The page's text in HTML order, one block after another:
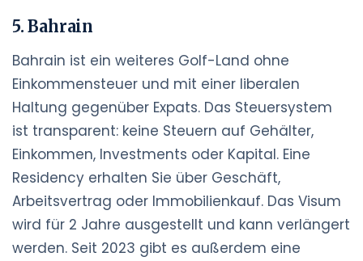
5. Bahrain
Bahrain ist ein weiteres Golf-Land ohne
Einkommensteuer und mit einer liberalen
Haltung gegenüber Expats. Das Steuersystem
ist transparent: keine Steuern auf Gehälter,
Einkommen, Investments oder Kapital. Eine
Residency erhalten Sie über Geschäft,
Arbeitsvertrag oder Immobilienkauf. Das Visum
wird für 2 Jahre ausgestellt und kann verlängert
werden. Seit 2023 gibt es außerdem eine